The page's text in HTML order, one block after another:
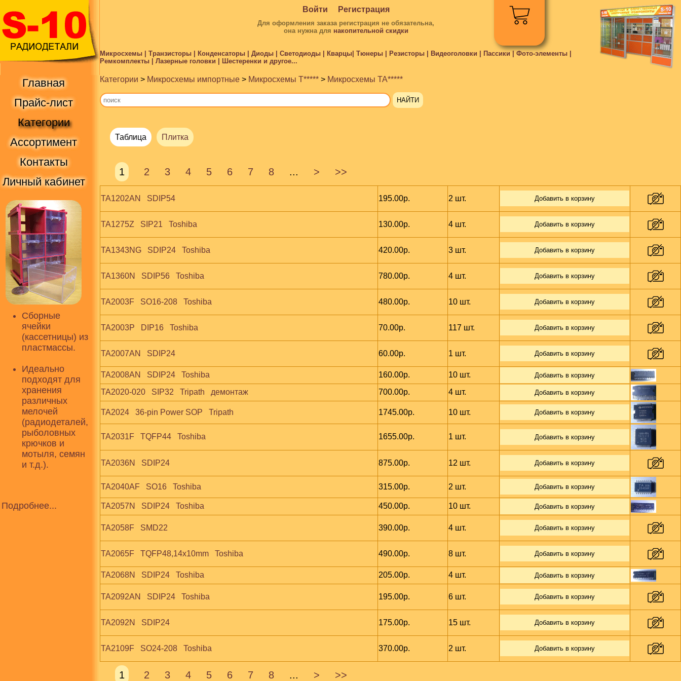
Войти Регистрация
Для оформления заказа регистрация не обязательна,
она нужна для накопительной скидки
Микросхемы | Транзисторы | Конденсаторы | Диоды | Светодиоды | Кварцы| Тюнеры | Резисторы | Видеоголовки | Пассики | Фото-элементы |
Ремкомплекты | Лазерные головки | Шестеренки и другое...
Главная
Прайс-лист
Категории
Ассортимент
Контакты
Личный кабинет
Сборные
ячейки
(кассетницы) из
пластмассы.
Идеально
подходят для
хранения
различных
мелочей
(радиодеталей,
рыболовных
крючков и
мотыля, семян
и т.д.).
Подробнее...
Категории > Микросхемы импортные > Микросхемы T***** > Микросхемы TA*****
Таблица Плитка
1 2 3 4 5 6 7 8 ... > >>
TA1202AN   SDIP54 195.00р. 2 шт. Добавить в корзину
TA1275Z   SIP21   Toshiba 130.00р. 4 шт. Добавить в корзину
TA1343NG   SDIP24   Toshiba 420.00р. 3 шт. Добавить в корзину
TA1360N   SDIP56   Toshiba 780.00р. 4 шт. Добавить в корзину
TA2003F   SO16-208   Toshiba 480.00р. 10 шт. Добавить в корзину
TA2003P   DIP16   Toshiba 70.00р. 117 шт. Добавить в корзину
TA2007AN   SDIP24 60.00р. 1 шт. Добавить в корзину
TA2008AN   SDIP24   Toshiba 160.00р. 10 шт. Добавить в корзину
TA2020-020   SIP32   Tripath   демонтаж 700.00р. 4 шт. Добавить в корзину
TA2024   36-pin Power SOP   Tripath 1745.00р. 10 шт. Добавить в корзину
TA2031F   TQFP44   Toshiba 1655.00р. 1 шт. Добавить в корзину
TA2036N   SDIP24 875.00р. 12 шт. Добавить в корзину
TA2040AF   SO16   Toshiba 315.00р. 2 шт. Добавить в корзину
TA2057N   SDIP24   Toshiba 450.00р. 10 шт. Добавить в корзину
TA2058F   SMD22 390.00р. 4 шт. Добавить в корзину
TA2065F   TQFP48,14x10mm   Toshiba 490.00р. 8 шт. Добавить в корзину
TA2068N   SDIP24   Toshiba 205.00р. 4 шт. Добавить в корзину
TA2092AN   SDIP24   Toshiba 195.00р. 6 шт. Добавить в корзину
TA2092N   SDIP24 175.00р. 15 шт. Добавить в корзину
TA2109F   SO24-208   Toshiba 370.00р. 2 шт. Добавить в корзину
1 2 3 4 5 6 7 8 ... > >>